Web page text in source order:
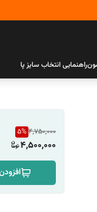
راهنمایی انتخاب سایز پا
4,750,000
5%
4,500,000